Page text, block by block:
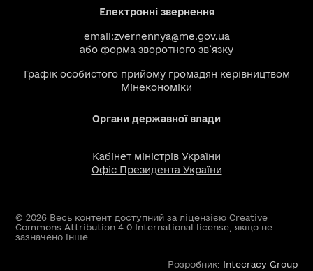
Електронні звернення
email:zvernennya@me.gov.ua
або форма зворотного зв`язку
Графік особистого прийому громадян керівництвом
Мінекономіки
Органи державної влади
Кабінет міністрів України
Офіс Президента України
© 2026 Весь контент доступний за ліцензією Creative
Commons Attribution 4.0 International license, якщо не
зазначено інше
Розробник: Intecracy Group